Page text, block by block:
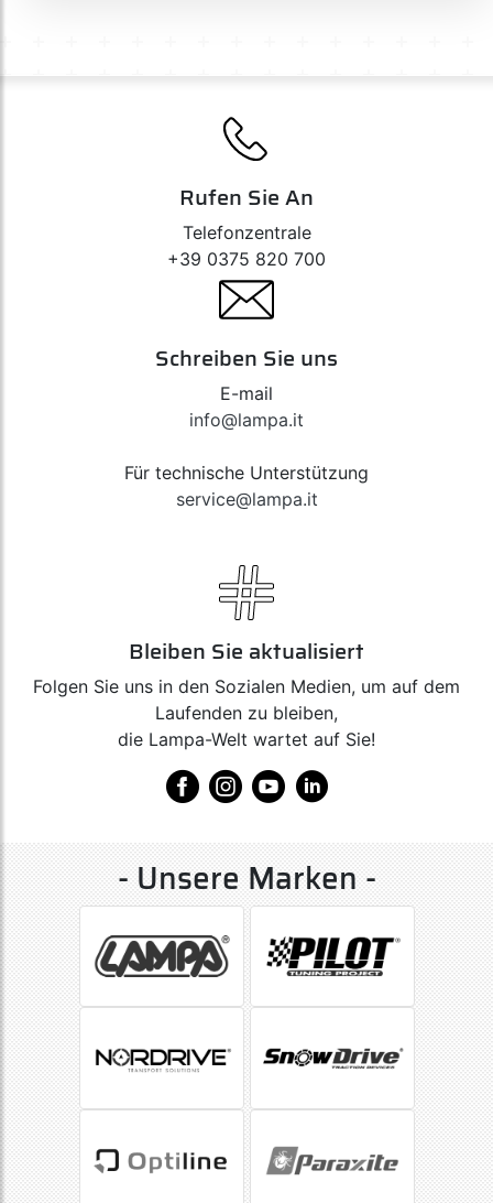
Rufen Sie An
Telefonzentrale
+39 0375 820 700
Schreiben Sie uns
E-mail
info@lampa.it
Für technische Unterstützung
service@lampa.it
Bleiben Sie aktualisiert
Folgen Sie uns in den Sozialen Medien, um auf dem
Laufenden zu bleiben,
die Lampa-Welt wartet auf Sie!
- Unsere Marken -